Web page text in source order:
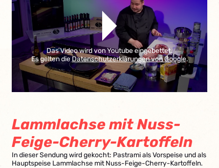
Das Video wird von Youtube eingebettet.
Es gelten dieDatenschutzerklärungen von Google.
Lammlachse mit Nuss-
Feige-Cherry-Kartoffeln
In dieser Sendung wird gekocht: Pastrami als Vorspeise und als
Hauptspeise Lammlachse mit Nuss-Feige-Cherry-Kartoffeln.